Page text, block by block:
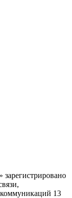
зарегистрировано
13